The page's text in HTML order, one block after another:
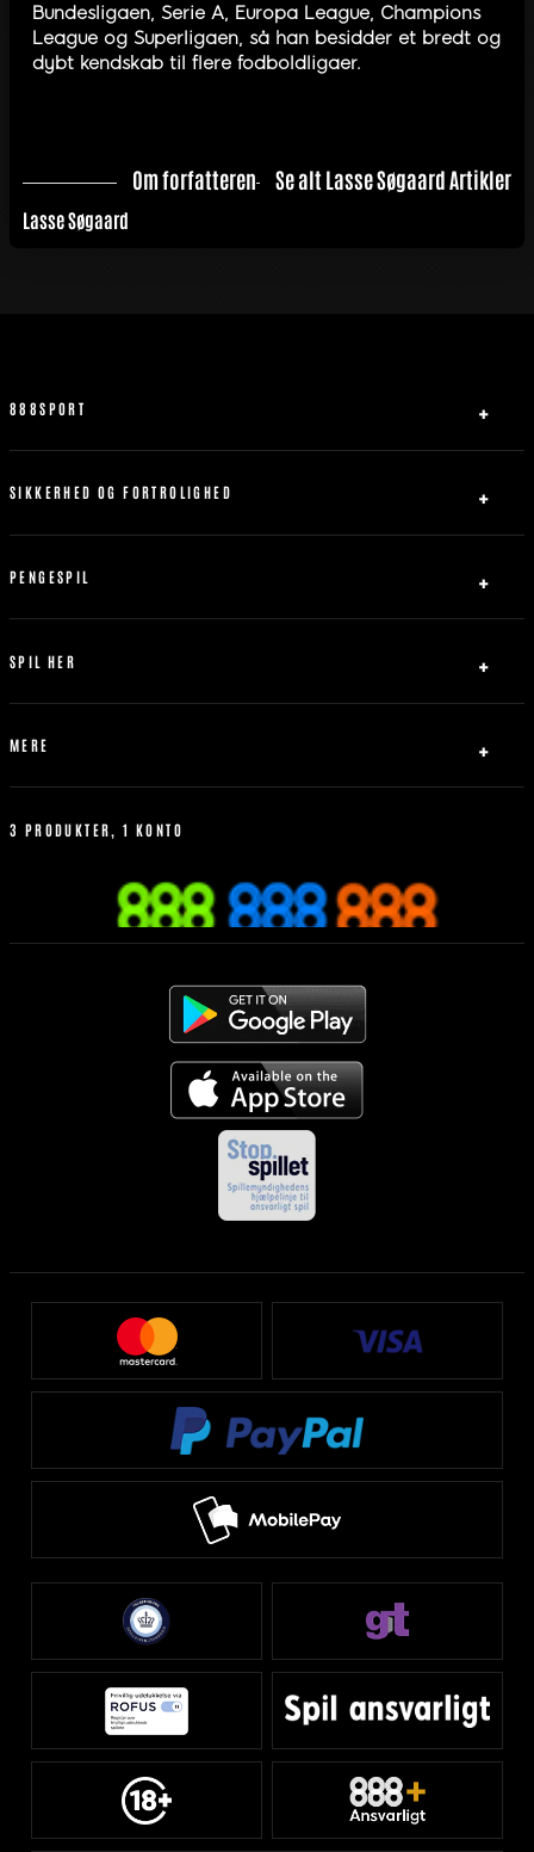
Bundesligaen, Serie A, Europa League, Champions
League og Superligaen, så han besidder et bredt og
dybt kendskab til flere fodboldligaer.
Om forfatteren Se alt Lasse Søgaard Artikler
Lasse Søgaard
888SPORT
Om Os
Partner
SIKKERHED OG FORTROLIGHED
Privatlivspolitik
Ansvarligt Spil
Bonus Politik
PENGESPIL
Indbetaling
Udbetaling
SPIL HER
Fodbold
Tennis
MERE
Livespil
Betting Historik
Regler for sportsvæddemål
3 PRODUKTER, 1 KONTO